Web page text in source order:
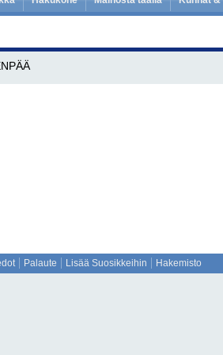
Palaute Lisää Suosikkeihin Hakemisto